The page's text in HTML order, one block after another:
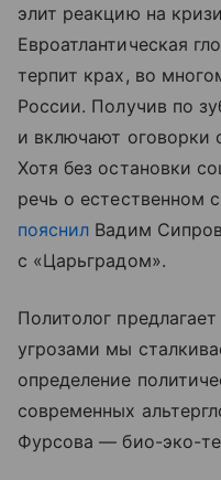
элит реакцию на
Евроатлантическая
терпит крах, во
России. Получив по
и включают оговорки
Хотя без остановки
речь о естественном
пояснил Вадим
с «Царьградом».
Политолог
угрозами мы
определение
современных
Фурсова — био-эко-